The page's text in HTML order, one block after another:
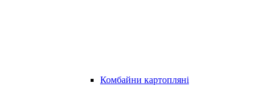
Комбайни картопляні